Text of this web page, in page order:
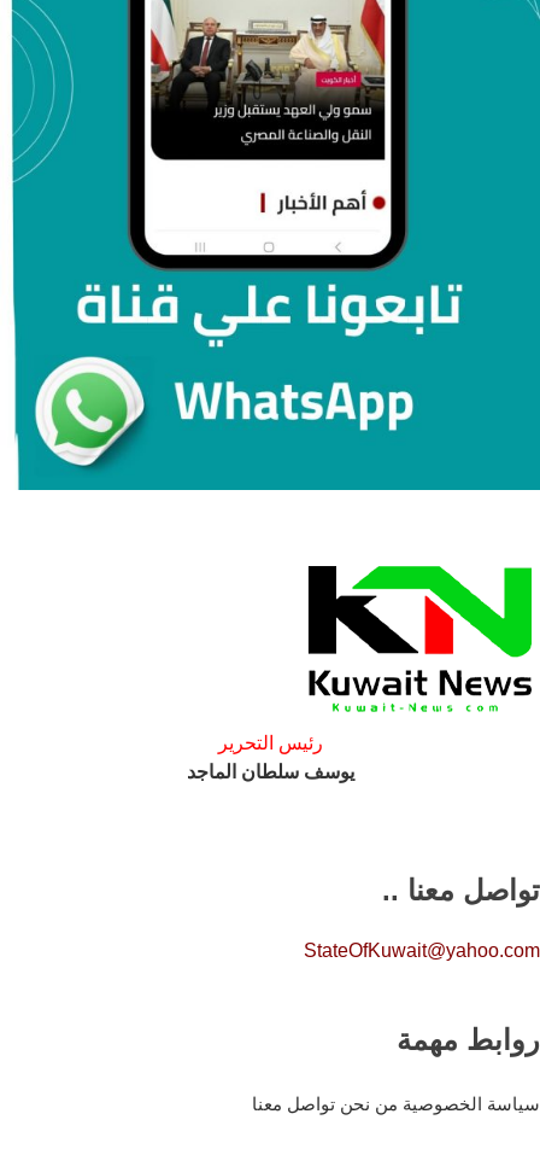
رئيس التحرير
يوسف سلطان الماجد
تواصل معنا ..
StateOfKuwait@yahoo.com
روابط مهمة
سياسة الخصوصية من نحن تواصل معنا